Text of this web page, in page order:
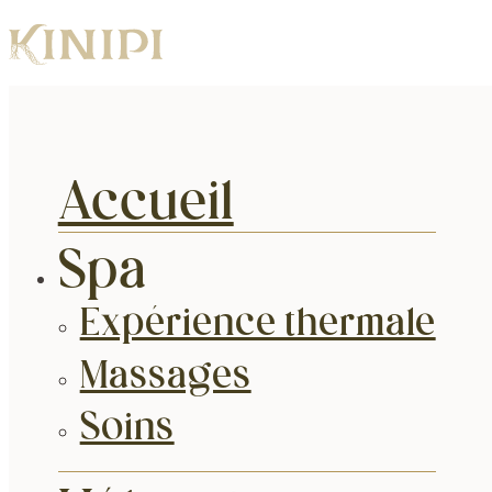
Accueil
Spa
Expérience thermale
Massages
Soins